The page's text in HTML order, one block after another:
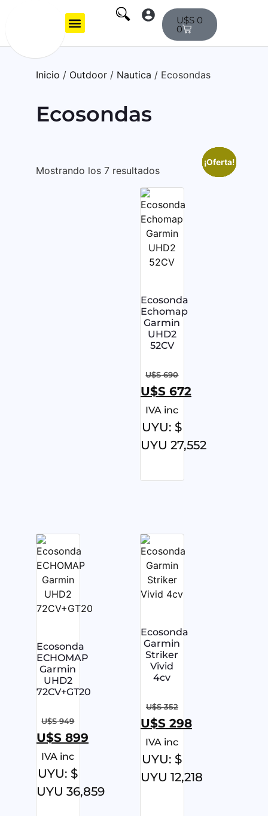
U$S 0
0
Inicio / Outdoor / Nautica / Ecosondas
Ecosondas
Mostrando los 7 resultados
¡Oferta!
Ecosonda
Echomap
Garmin
UHD2
52CV
U$S690
U$S 672
IVA inc
UYU: $
UYU 27,552
¡Oferta!
Ecosonda
ECHOMAP
Garmin
UHD2
72CV+GT20
U$S949
U$S 899
IVA inc
UYU: $
UYU 36,859
¡Oferta!
Ecosonda
Garmin
Striker
Vivid
4cv
U$S352
U$S 298
IVA inc
UYU: $
UYU 12,218
¡Oferta!
¡Oferta!